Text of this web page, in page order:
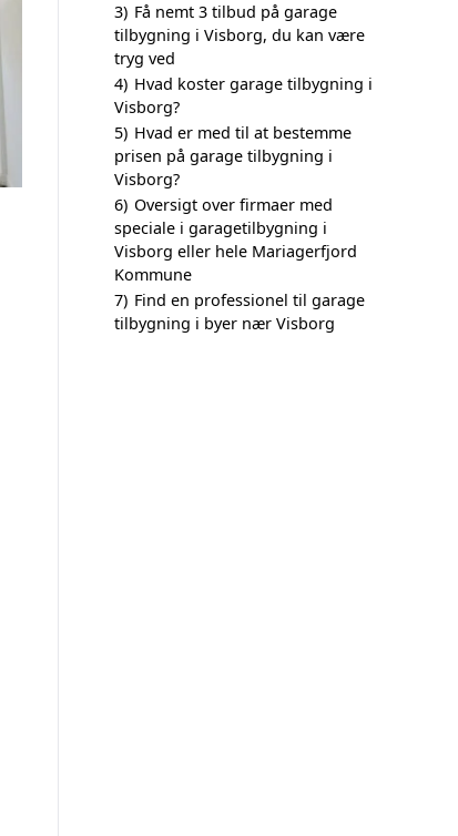
3) Få nemt 3 tilbud på garage
tilbygning i Visborg, du kan være
tryg ved
4) Hvad koster garage tilbygning i
Visborg?
5) Hvad er med til at bestemme
prisen på garage tilbygning i
Visborg?
6) Oversigt over firmaer med
speciale i garagetilbygning i
Visborg eller hele Mariagerfjord
Kommune
7) Find en professionel til garage
tilbygning i byer nær Visborg